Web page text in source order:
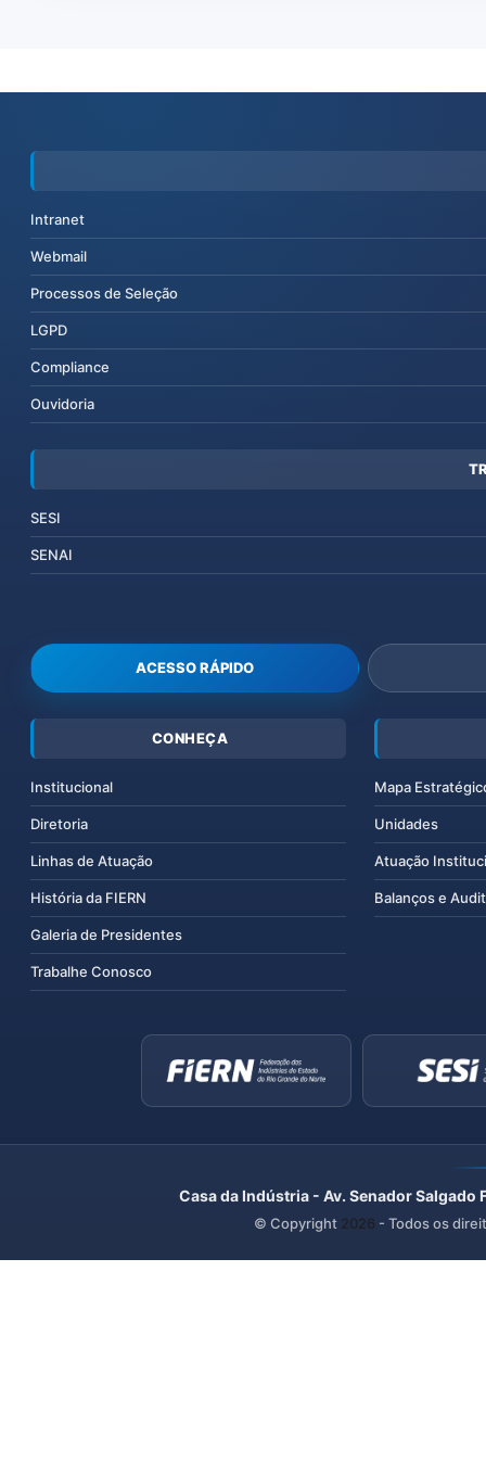
Intranet
Webmail
Processos de Seleção
LGPD
Compliance
Ouvidoria
SESI
SENAI
ACESSO RÁPIDO
CONHEÇA
Institucional
Diretoria
Linhas de Atuação
História da FIERN
Galeria de Presidentes
Trabalhe Conosco
Mapa
Unidades
Atuação
Balanços e
Casa da Indústria - Av. Senador
© Copyright 2026 - Todos os